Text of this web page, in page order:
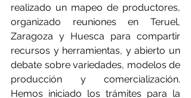
realizado un mapeo de productores,
organizado reuniones en Teruel,
Zaragoza y Huesca para compartir
recursos y herramientas, y abierto un
debate sobre variedades, modelos de
producción y comercialización.
Hemos iniciado los trámites para la